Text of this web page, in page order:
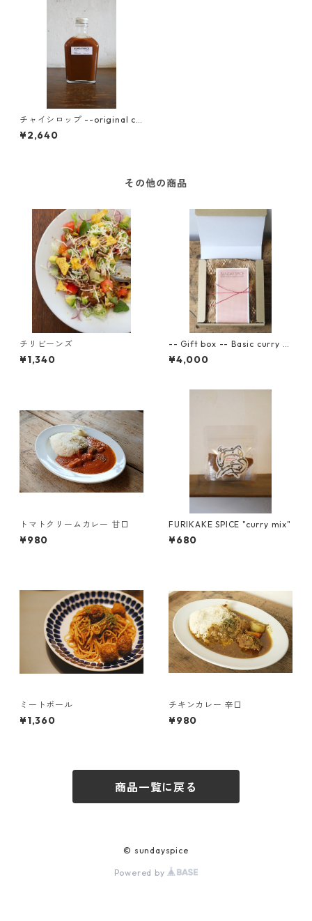
チャイシロップ --original ch
ai syrup--
¥2,640
その他の商品
チリビーンズ
¥1,340
-- Gift box -- Basic curry s
et
¥4,000
トマトクリームカレー 甘口
¥980
FURIKAKE SPICE "curry mix"
¥680
ミートボール
¥1,360
チキンカレー 辛口
¥980
商品一覧に戻る
© sundayspice
Powered by